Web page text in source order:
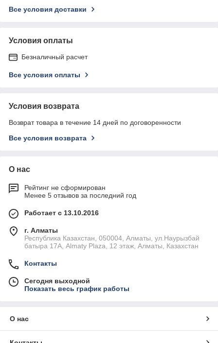
Все условия доставки
Условия оплаты
Безналичный расчет
Все условия оплаты
Условия возврата
Возврат товара в течение 14 дней по договоренности
Все условия возврата
О нас
Рейтинг не сформирован
Менее 5 отзывов за последний год
Работает с 13.10.2016
г. Алматы
Республика Казахстан, 050004, Алматы, ул.Наурызбай
батыра 17А, Almaty Plaza, 12 этаж, Алматы, Казахстан
Контакты
Сегодня выходной
Показать весь график работы
О нас